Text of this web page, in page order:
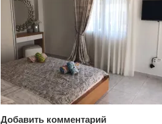
Добавить комментарий